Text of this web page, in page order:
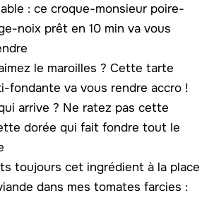
: ce croque-monsieur poire-
noix prêt en 10 min va vous
le maroilles ? Cette tarte
fondante va vous rendre accro !
arrive ? Ne ratez pas cette
dorée qui fait fondre tout le
toujours cet ingrédient à la place
dans mes tomates farcies :